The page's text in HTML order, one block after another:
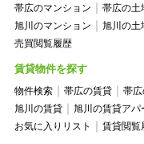
帯広のマンション
帯広の土
旭川のマンション
旭川の土
売買閲覧履歴
賃貸物件を探す
物件検索 帯広の賃貸 帯広
旭川の賃貸
旭川の賃貸アパ
お気に入りリスト
賃貸閲覧